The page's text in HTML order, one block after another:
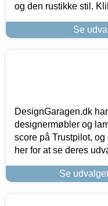
og den rustikke stil.
Se
DesignGaragen.dk
designermøbler og
score på Trustpilot,
her for at se deres
Se